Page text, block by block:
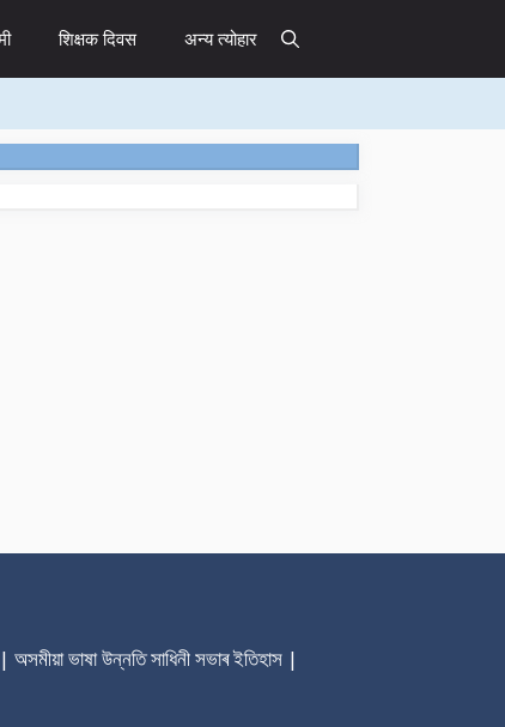
शिक्षक दिवस अन्य त्योहार
ভাষা উন্নতি সাধিনী সভাৰ ‎ইতিহাস |